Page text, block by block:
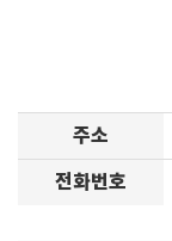
주소
전화번호